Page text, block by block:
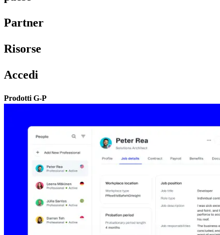
Partner​​
Risorse​​
Accedi​​
Prodotti G-P​​